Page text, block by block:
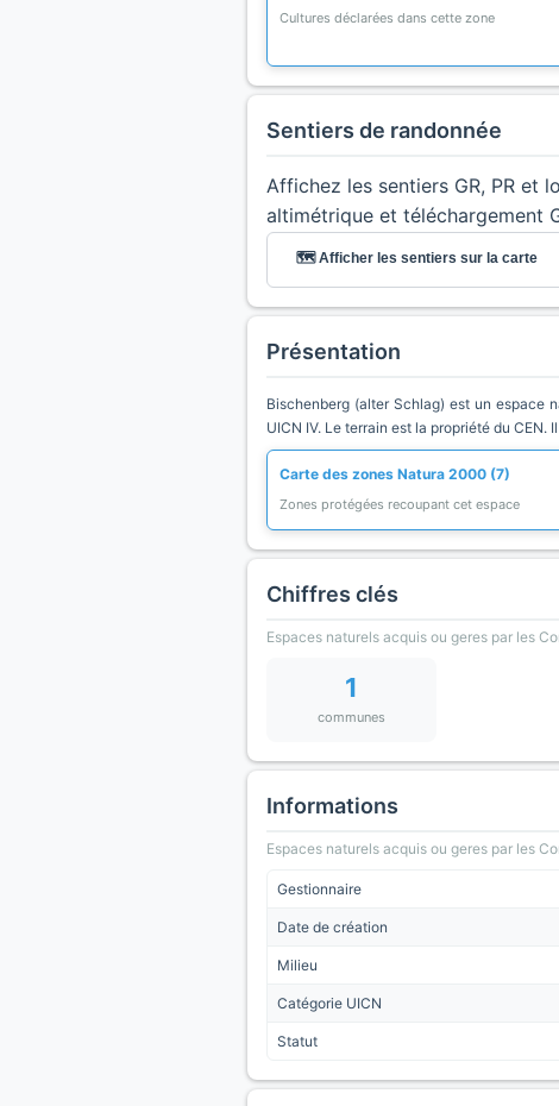
Cultures déclarées dans cette zone
Sentiers de randonnée
Affichez les sentiers GR, PR et
altimétrique et téléchargement
🗺️ Afficher les sentiers sur la carte
Présentation
Bischenberg (alter Schlag) est un espace
UICN IV. Le terrain est la propriété du CEN.
Carte des zones Natura 2000 (7)
Zones protégées recoupant cet espace
Chiffres clés
Espaces naturels acquis ou geres par les
1
communes
Informations
Espaces naturels acquis ou geres par les
Gestionnaire
Date de création
Milieu
Catégorie UICN
Statut